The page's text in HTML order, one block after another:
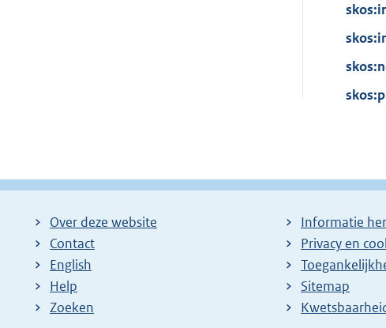
Over deze website
Contact
English
Help
Zoeken
Informatie
Privacy en
Sitemap
E